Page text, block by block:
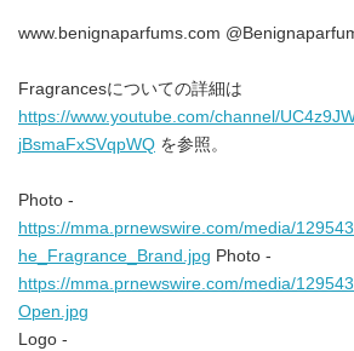
www.benignaparfums.com
Fragrancesについての詳細は
https://www.youtube.com/channel/
jBsmaFxSVqpWQ を参照。
Photo -
https://mma.prnewswire.com/media/
he_Fragrance_Brand.jpg Photo -
https://mma.prnewswire.com/media/
Open.jpg
Logo -